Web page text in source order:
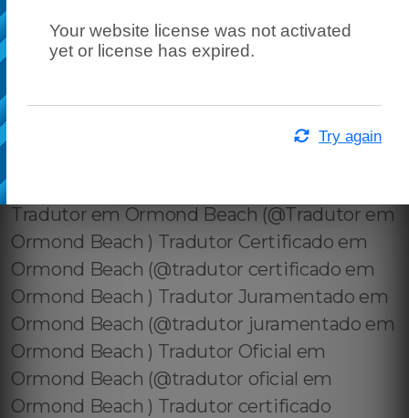
Your website license was not activated
yet or license has expired.
Try again